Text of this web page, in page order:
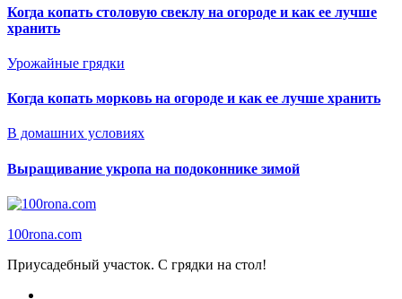
Когда копать столовую свеклу на огороде и как ее лучше
хранить
Урожайные грядки
Когда копать морковь на огороде и как ее лучше хранить
В домашних условиях
Выращивание укропа на подоконнике зимой
100rona.com
Приусадебный участок. C грядки на стол!